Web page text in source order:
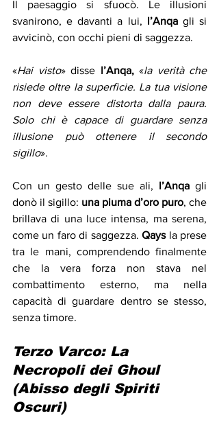
Il paesaggio si sfuocò. Le illusioni
svanirono, e davanti a lui, l’Anqa gli si
avvicinò, con occhi pieni di saggezza.
«Hai visto» disse l’Anqa, «la verità che
risiede oltre la superficie. La tua visione
non deve essere distorta dalla paura.
Solo chi è capace di guardare senza
illusione può ottenere il secondo
sigillo».
Con un gesto delle sue ali, l’Anqa gli
donò il sigillo: una piuma d’oro puro, che
brillava di una luce intensa, ma serena,
come un faro di saggezza. Qays la prese
tra le mani, comprendendo finalmente
che la vera forza non stava nel
combattimento esterno, ma nella
capacità di guardare dentro se stesso,
senza timore.
Terzo Varco: La
Necropoli dei Ghoul
(Abisso degli Spiriti
Oscuri)